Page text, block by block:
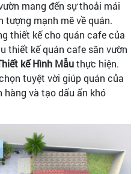
mang đến sự thoải mái
tượng mạnh mẽ về quán.
thiết kế cho quán cafe của
thiết kế quán cafe sân vườn
kế Hình Mẫuthực hiện.
tuyệt vời giúp quán của
và tạo dấu ấn khó